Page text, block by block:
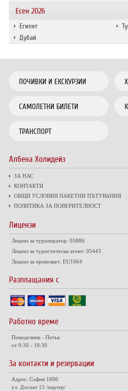
Есен 2026
Египет
Дубай
ПОЧИВКИ И ЕКСКУРЗИИ
САМОЛЕТНИ БИЛЕТИ
ТРАНСПОРТ
Албена Холидейз
ЗА НАС
КОНТАКТИ
ОБЩИ УСЛОВИЯ ПАКЕТНИ ПЪТУВАНИЯ
ПОЛИТИКА ЗА ПОВЕРИТЕЛНОСТ
Лицензи
Лиценз за туроператор: 05886
Лиценз за туристически агент: 05443
Лиценз за превозвач: EU1064
Разплащания с
Работно време
Понеделник - Петък
от 9:30 - 18:30
За контакти и резервации
Адрес: София 1606
ул. Доспат 15 /партер/